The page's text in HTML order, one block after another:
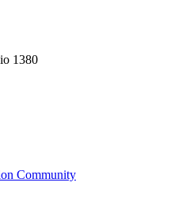
1380
Community